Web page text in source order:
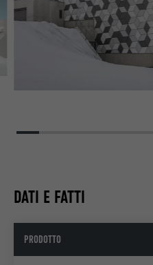
DATI E FATTI
PRODOTTO